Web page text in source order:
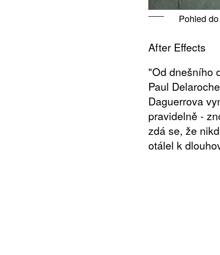
Pohled
After Effects
"Od dnešního
Paul
Daguerrova
pravidelně -
zdá se, že
otálel k